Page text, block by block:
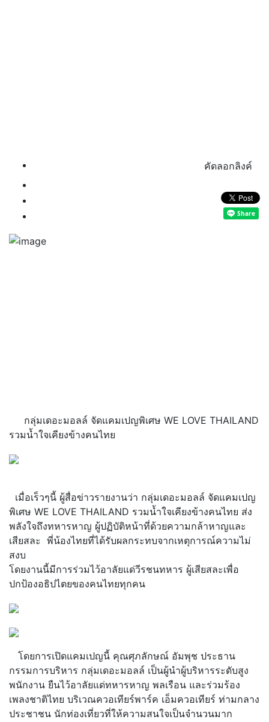
คัดลอกลิงค์
กลุ่มเดอะมอลล์ จัดแคมเปญพิเศษ WE LOVE THAILAND
รวมน้ำใจเคียงข้างคนไทย
เมื่อเร็วๆนี้ ผู้สื่อข่าวรายงานว่า กลุ่มเดอะมอลล์ จัดแคมเปญ
พิเศษ WE LOVE THAILAND รวมน้ำใจเคียงข้างคนไทย ส่ง
พลังใจถึงทหารหาญ ผู้ปฏิบัติหน้าที่ด้วยความกล้าหาญและ
เสียสละ พี่น้องไทยที่ได้รับผลกระทบจากเหตุการณ์ความไม่
สงบ
โดยงานนี้มีการร่วมไว้อาลัยแด่วีรชนทหาร ผู้เสียสละเพื่อ
ปกป้องอธิปไตยของคนไทยทุกคน
โดยการเปิดแคมเปญนี้ คุณศุภลักษณ์ อัมพุช ประธาน
กรรมการบริหาร กลุ่มเดอะมอลล์ เป็นผู้นำผู้บริหารระดับสูง
พนักงาน ยืนไว้อาลัยแด่ทหารหาญ พลเรือน และร่วมร้อง
เพลงชาติไทย บริเวณควอเทียร์พาร์ค เอ็มควอเทียร์ ท่ามกลาง
ประชาชน นักท่องเที่ยวที่ให้ความสนใจเป็นจำนวนมาก